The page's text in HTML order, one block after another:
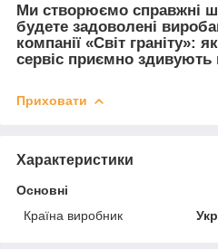
Ми створюємо справжні
будете задоволені
компанії «Світ граніту»:
сервіс приємно здивують
Приховати
Характеристики
Основні
Країна виробник